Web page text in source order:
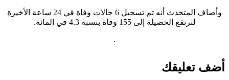
وأضاف المتحدث أنه تم تسجيل 6 حالات وفاة في 24 ساعة الأخيرة
لترتفع الحصيلة إلى 155 وفاة بنسبة 4.3 في المائة.
تعليقك